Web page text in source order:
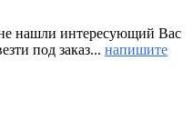
нашли интересующий Вас
под заказ... напишите